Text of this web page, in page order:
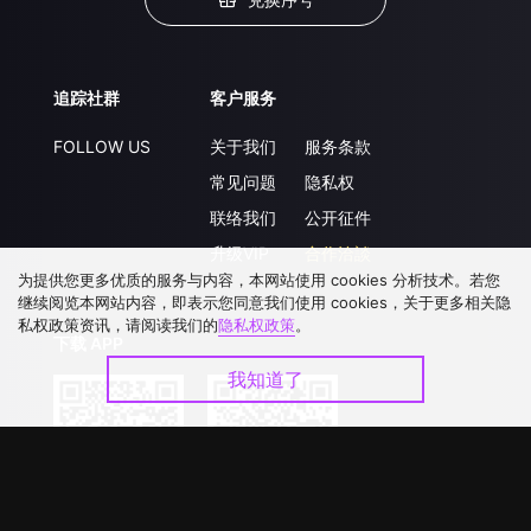
追踪社群
FOLLOW US
客户服务
关于我们
常见问题
联络我们
升级VIP
服务条款
隐私权
公开征件
合作洽談
为提供您更多优质的服务与内容，本网站使用 cookies 分析技术。若您
继续阅览本网站内容，即表示您同意我们使用 cookies，关于更多相关隐
私权政策资讯，请阅读我们的隐私权政策。
我知道了